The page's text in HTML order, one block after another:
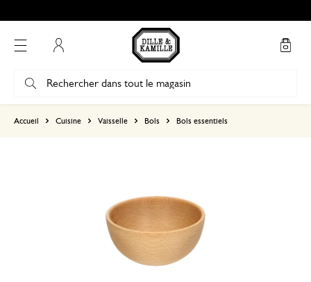
Accueil Cuisine Vaisselle Bols Bols essentiels